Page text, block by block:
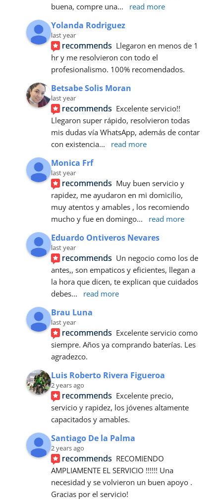
buena, compre una... read more
Yolanda Rodriguez
last year
recommends Llegaron en menos de 1
hr y me resolvieron con todo el
profesionalismo. 100% recomendados.
Betsabe Solis Moran
last year
recommends Excelente servicio!!
Llegaron super rápido, resolvieron todas
mis dudas vía WhatsApp, además de contar
con existencia... read more
Monica Frf
last year
recommends Muy buen servicio y
rapidez, me ayudaron en mi domicilio,
muy atentos y amables , los recomiendo
mucho y fue en domingo... read more
Eduardo Ontiveros Nevares
last year
recommends Un negocio como los de
antes,, son empaticos y eficientes, llegan a
la hora que dicen, te explican que cuidados
debes... read more
Brau Luna
last year
recommends Excelente servicio como
siempre. Años ya comprando baterías. Les
agradezco.
Luis Roberto Rivera Figueroa
2 years ago
recommends Excelente precio,
servicio y rapidez, los jóvenes altamente
capacitados y amables.
Santiago De la Palma
2 years ago
recommends RECOMIENDO
AMPLIAMENTE EL SERVICIO !!!!!! Una
necesidad y se volvieron un buen apoyo .
Gracias por el servicio!